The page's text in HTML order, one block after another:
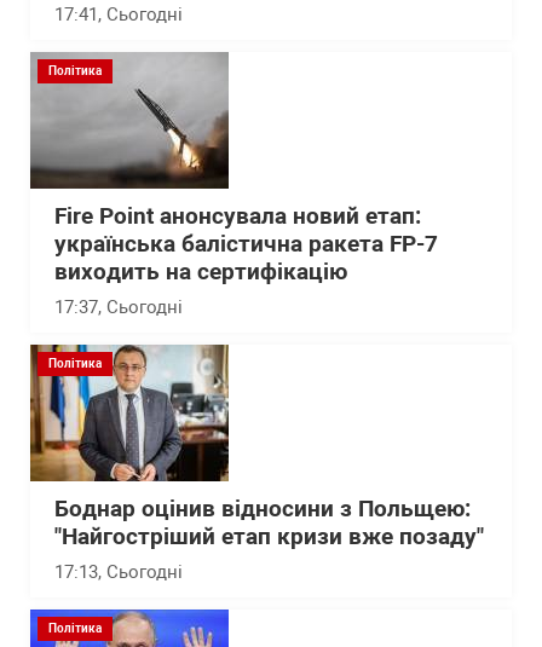
17:41, Сьогодні
Політика
Fire Point анонсувала новий етап:
українська балістична ракета FP-7
виходить на сертифікацію
17:37, Сьогодні
Політика
Боднар оцінив відносини з Польщею:
"Найгостріший етап кризи вже позаду"
17:13, Сьогодні
Політика